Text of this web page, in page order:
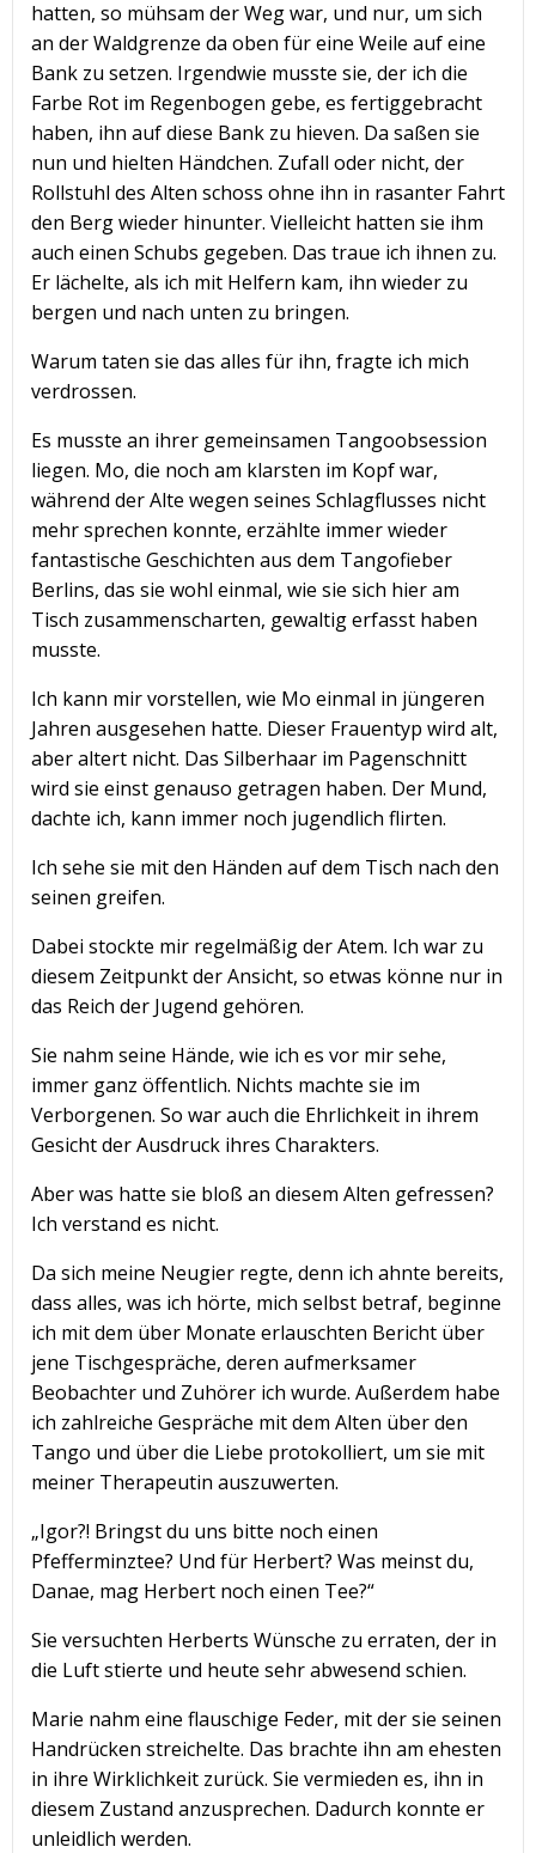
hatten, so mühsam der Weg war, und nur, um sich
an der Waldgrenze da oben für eine Weile auf eine
Bank zu setzen. Irgendwie musste sie, der ich die
Farbe Rot im Regenbogen gebe, es fertiggebracht
haben, ihn auf diese Bank zu hieven. Da saßen sie
nun und hielten Händchen. Zufall oder nicht, der
Rollstuhl des Alten schoss ohne ihn in rasanter Fahrt
den Berg wieder hinunter. Vielleicht hatten sie ihm
auch einen Schubs gegeben. Das traue ich ihnen zu.
Er lächelte, als ich mit Helfern kam, ihn wieder zu
bergen und nach unten zu bringen.
Warum taten sie das alles für ihn, fragte ich mich
verdrossen.
Es musste an ihrer gemeinsamen Tangoobsession
liegen. Mo, die noch am klarsten im Kopf war,
während der Alte wegen seines Schlagflusses nicht
mehr sprechen konnte, erzählte immer wieder
fantastische Geschichten aus dem Tangofieber
Berlins, das sie wohl einmal, wie sie sich hier am
Tisch zusammenscharten, gewaltig erfasst haben
musste.
Ich kann mir vorstellen, wie Mo einmal in jüngeren
Jahren ausgesehen hatte. Dieser Frauentyp wird alt,
aber altert nicht. Das Silberhaar im Pagenschnitt
wird sie einst genauso getragen haben. Der Mund,
dachte ich, kann immer noch jugendlich flirten.
Ich sehe sie mit den Händen auf dem Tisch nach den
seinen greifen.
Dabei stockte mir regelmäßig der Atem. Ich war zu
diesem Zeitpunkt der Ansicht, so etwas könne nur in
das Reich der Jugend gehören.
Sie nahm seine Hände, wie ich es vor mir sehe,
immer ganz öffentlich. Nichts machte sie im
Verborgenen. So war auch die Ehrlichkeit in ihrem
Gesicht der Ausdruck ihres Charakters.
Aber was hatte sie bloß an diesem Alten gefressen?
Ich verstand es nicht.
Da sich meine Neugier regte, denn ich ahnte bereits,
dass alles, was ich hörte, mich selbst betraf, beginne
ich mit dem über Monate erlauschten Bericht über
jene Tischgespräche, deren aufmerksamer
Beobachter und Zuhörer ich wurde. Außerdem habe
ich zahlreiche Gespräche mit dem Alten über den
Tango und über die Liebe protokolliert, um sie mit
meiner Therapeutin auszuwerten.
„Igor?! Bringst du uns bitte noch einen
Pfefferminztee? Und für Herbert? Was meinst du,
Danae, mag Herbert noch einen Tee?“
Sie versuchten Herberts Wünsche zu erraten, der in
die Luft stierte und heute sehr abwesend schien.
Marie nahm eine flauschige Feder, mit der sie seinen
Handrücken streichelte. Das brachte ihn am ehesten
in ihre Wirklichkeit zurück. Sie vermieden es, ihn in
diesem Zustand anzusprechen. Dadurch konnte er
unleidlich werden.